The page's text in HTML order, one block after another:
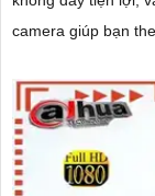
camera giúp bạn